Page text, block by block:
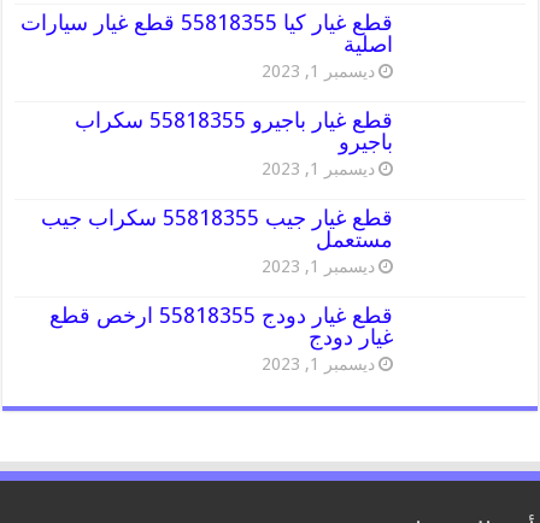
قطع غيار كيا 55818355 قطع غيار سيارات
اصلية
ديسمبر 1, 2023
قطع غيار باجيرو 55818355 سكراب
باجيرو
ديسمبر 1, 2023
قطع غيار جيب 55818355 سكراب جيب
مستعمل
ديسمبر 1, 2023
قطع غيار دودج 55818355 ارخص قطع
غيار دودج
ديسمبر 1, 2023